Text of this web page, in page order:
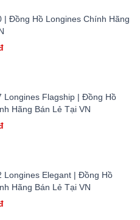
| Đồng Hồ Longines Chính Hãng
Longines Flagship | Đồng Hồ
Hãng Bán Lẻ Tại VN
Longines Elegant | Đồng Hồ
Hãng Bán Lẻ Tại VN